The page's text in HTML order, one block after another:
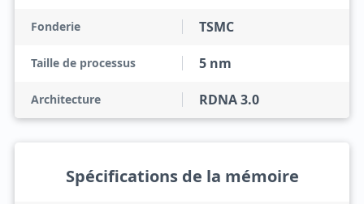
Fonderie TSMC
Taille de processus 5 nm
Architecture RDNA 3.0
Spécifications de la mémoire